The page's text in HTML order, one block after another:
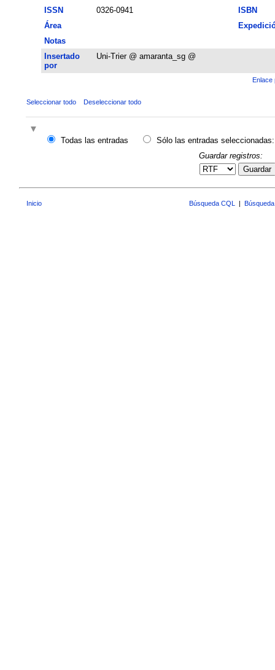
ISSN
0326-0941
ISBN
Área
Notas
Insertado
por
Uni-Trier @ amaranta_sg @
Enlace
Seleccionar todo Deseleccionar todo
Todas las entradas
Sólo las entradas seleccionadas:
Guardar registros:
Guardar
Inicio Búsqueda CQL